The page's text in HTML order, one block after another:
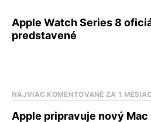
Apple Watch Series 8
predstavené
NAJVIAC KOMENTOVANÉ ZA 1 MESIAC
Apple pripravuje nový Mac